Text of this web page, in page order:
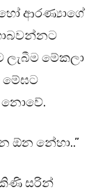
ආරණ්‍යාගේ
ලැබීම මේකලා
නොවේ.
ඕන නේහා..”
සරින්